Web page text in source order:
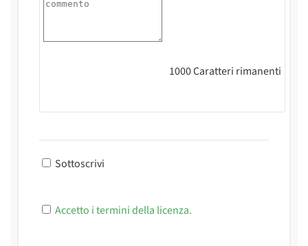
1000Caratteri rimanenti
Sottoscrivi
Accetto i termini della licenza.